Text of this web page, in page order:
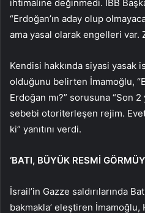
ihtimaline değinmedi. İBB
“Erdoğan’ın aday olup
ama yasal olarak engelleri var.
Kendisi hakkında siyasi yasak
olduğunu belirten İmamoğlu,
Erdoğan mı?” sorusuna “Son
sebebi otoriterleşen rejim.
ki” yanıtını verdi.
‘BATI, BÜYÜK RESMİ
İsrail’in Gazze saldırılarında
bakmakla’ eleştiren İmamoğlu,